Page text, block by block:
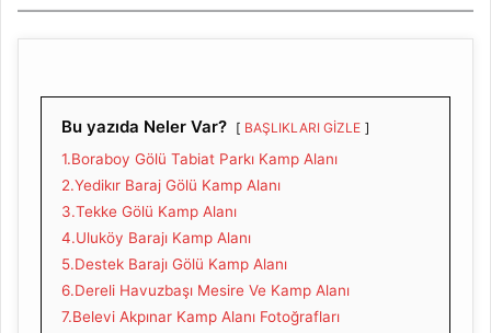
Bu yazıda Neler Var? BAŞLIKLARI GİZLE
1.Boraboy Gölü Tabiat Parkı Kamp Alanı
2.Yedikır Baraj Gölü Kamp Alanı
3.Tekke Gölü Kamp Alanı
4.Uluköy Barajı Kamp Alanı
5.Destek Barajı Gölü Kamp Alanı
6.Dereli Havuzbaşı Mesire Ve Kamp Alanı
7.Belevi Akpınar Kamp Alanı Fotoğrafları